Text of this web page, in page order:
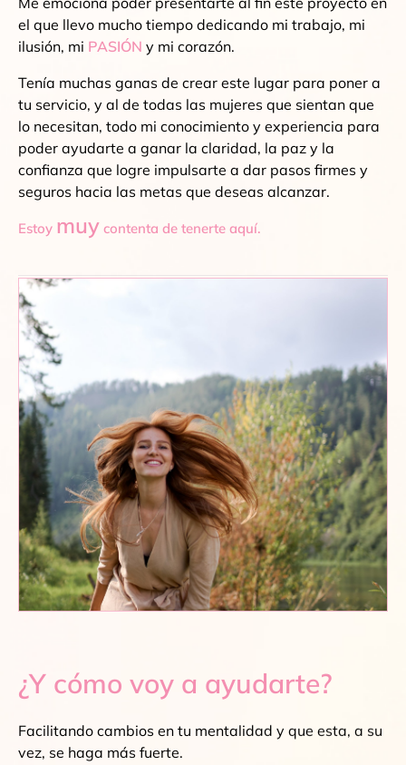
el que llevo mucho tiempo dedicando mi trabajo, mi
ilusión, mi PASIÓN y mi corazón.
Tenía muchas ganas de crear este lugar para poner a
tu servicio, y al de todas las mujeres que sientan que
lo necesitan, todo mi conocimiento y experiencia para
poder ayudarte a ganar la claridad, la paz y la
confianza que logre impulsarte a dar pasos firmes y
seguros hacia las metas que deseas alcanzar.
Estoy muy contenta de tenerte aquí.
¿Y cómo voy a ayudarte?
Facilitando cambios en tu mentalidad y que esta, a su
vez, se haga más fuerte.